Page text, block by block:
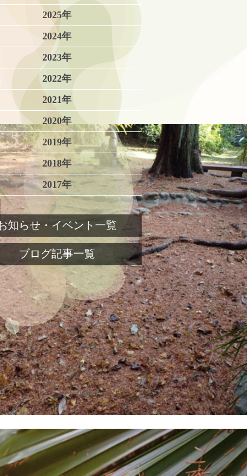
2025年
2024年
2023年
2022年
2021年
2020年
2019年
2018年
2017年
知らせ・イベント一覧
ブログ記事一覧